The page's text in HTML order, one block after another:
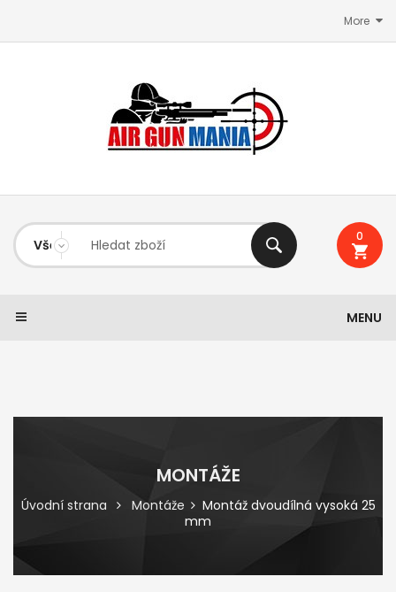
More
0
MENU
MONTÁŽE
Úvodní strana Montáže
Montáž dvoudílná vysoká 25
mm